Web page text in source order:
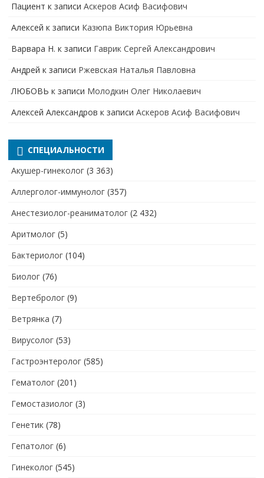
Пациент к записи Аскеров Асиф Васифович
Алексей к записи Казюпа Виктория Юрьевна
Варвара Н. к записи Гаврик Сергей Александрович
Андрей к записи Ржевская Наталья Павловна
ЛЮБОВЬ к записи Молодкин Олег Николаевич
Алексей Александров к записи Аскеров Асиф Васифович
СПЕЦИАЛЬНОСТИ
Акушер-гинеколог (3 363)
Аллерголог-иммунолог (357)
Анестезиолог-реаниматолог (2 432)
Аритмолог (5)
Бактериолог (104)
Биолог (76)
Вертебролог (9)
Ветрянка (7)
Вирусолог (53)
Гастроэнтеролог (585)
Гематолог (201)
Гемостазиолог (3)
Генетик (78)
Гепатолог (6)
Гинеколог (545)